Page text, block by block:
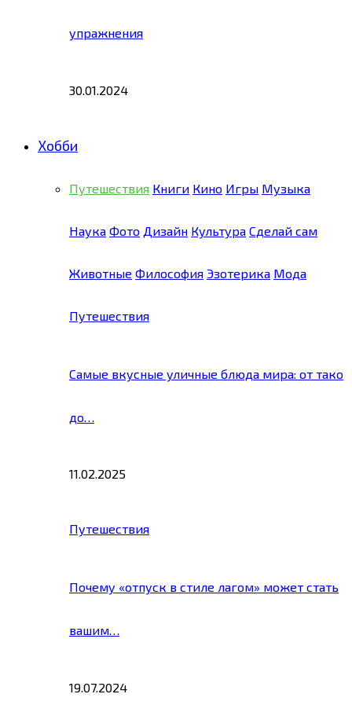
упражнения
30.01.2024
Хобби
Путешествия Книги Кино Игры Музыка
Наука Фото Дизайн Культура Сделай сам
Животные Философия Эзотерика Мода
Путешествия
Самые вкусные уличные блюда мира: от тако
до…
11.02.2025
Путешествия
Почему «отпуск в стиле лагом» может стать
вашим…
19.07.2024